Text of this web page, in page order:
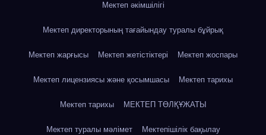
Мектеп әкімшілігі
Мектеп директорының тағайындау туралы бұйрық
Мектеп жарғысы Мектеп жетістіктері Мектеп жоспары
Мектеп лицензиясы және қосымшасы Мектеп тарихы
Мектеп тарихы МЕКТЕП ТӨЛҚҰЖАТЫ
Мектеп туралы мәлімет Мектепішілік бақылау